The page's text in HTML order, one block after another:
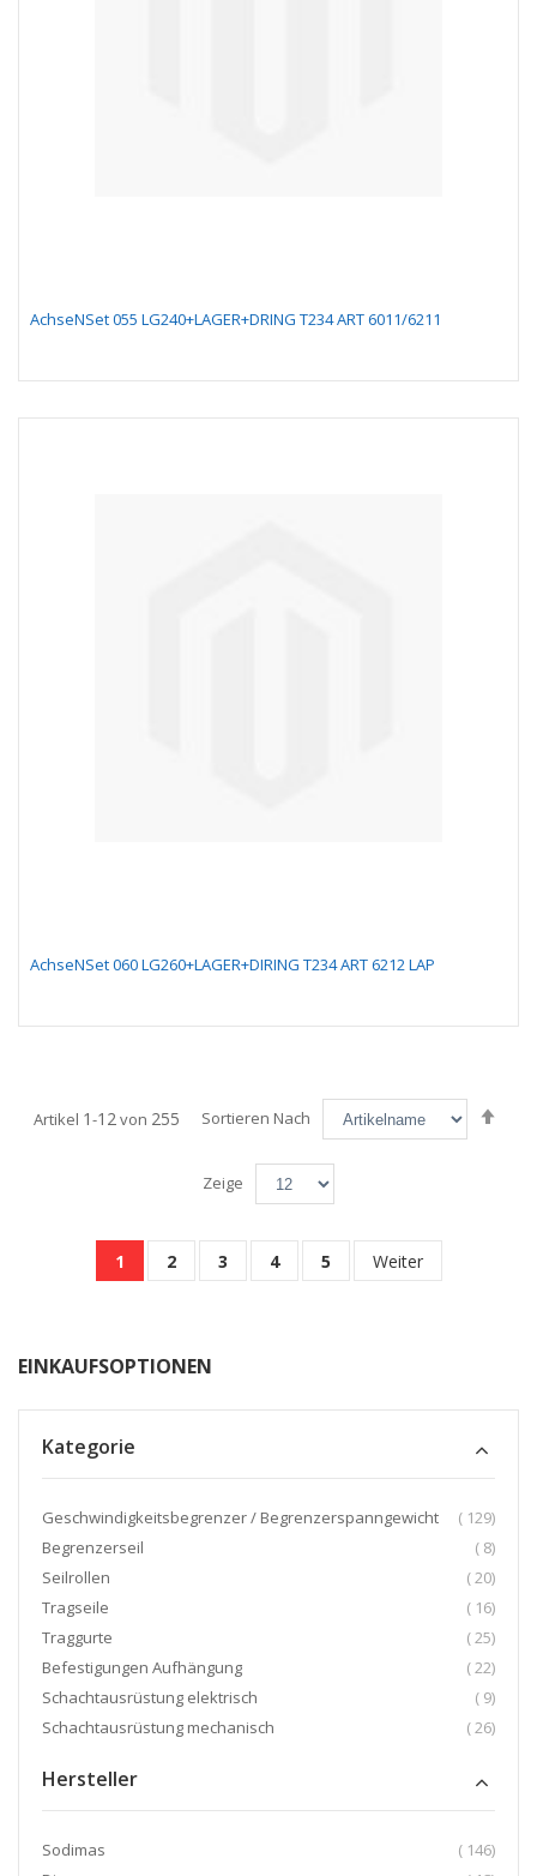
AchseNSet 055 LG240+LAGER+DRING T234 ART 6011/6211
AchseNSet 060 LG260+LAGER+DIRING T234 ART 6212 LAP
Artikel 1-12von 255 Sortieren Nach
Zeige
Sie lesen gerade die Seite
1
Seite
2
Seite
3
Seite
4
Seite
5
Seite
Weiter
EINKAUFSOPTIONEN
Kategorie
Geschwindigkeitsbegrenzer / Begrenzerspanngewicht 129Artikel
Begrenzerseil
8Artikel
Seilrollen
20Artikel
Tragseile
16Artikel
Traggurte
25Artikel
Befestigungen Aufhängung
22Artikel
Schachtausrüstung elektrisch
9Artikel
Schachtausrüstung mechanisch
26Artikel
Hersteller
Sodimas 146Artikel